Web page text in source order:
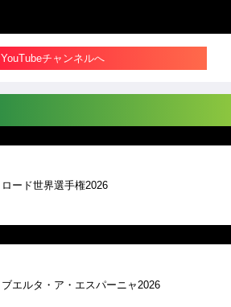
YouTubeチャンネルへ
ロード世界選手権2026
ブエルタ・ア・エスパーニャ2026